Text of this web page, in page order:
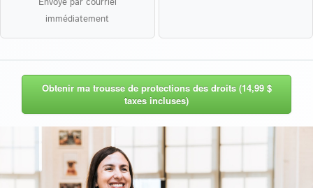
immédiatement
Obtenir ma trousse de protections des droits (14,99 $
taxes incluses)